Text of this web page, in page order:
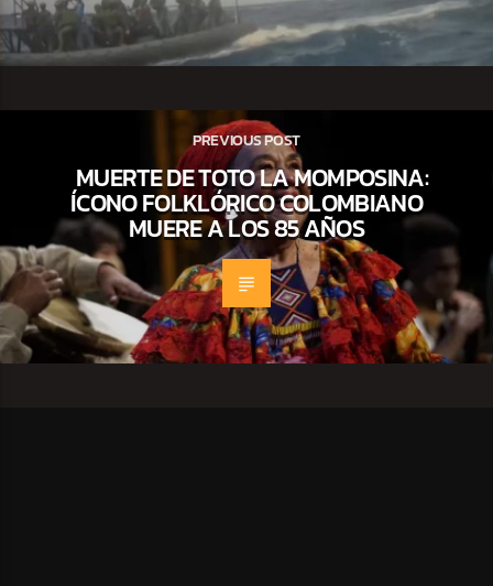
PREVIOUS POST
MUERTE DE TOTO LA MOMPOSINA:
ÍCONO FOLKLÓRICO COLOMBIANO
MUERE A LOS 85 AÑOS